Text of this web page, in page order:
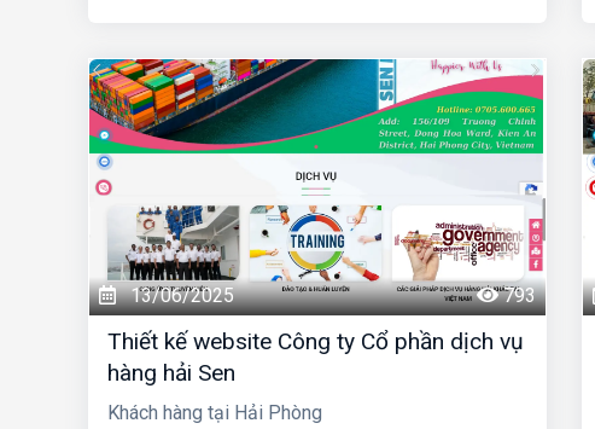
13/06/2025 793
Thiết kế website Công ty Cổ phần dịch vụ
hàng hải Sen
Khách hàng tại Hải Phòng